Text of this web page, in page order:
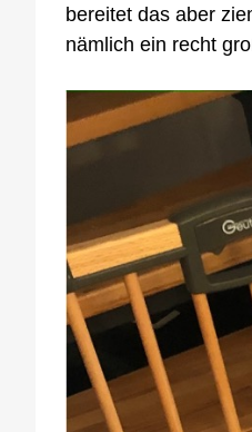
bereitet das aber
nämlich ein recht